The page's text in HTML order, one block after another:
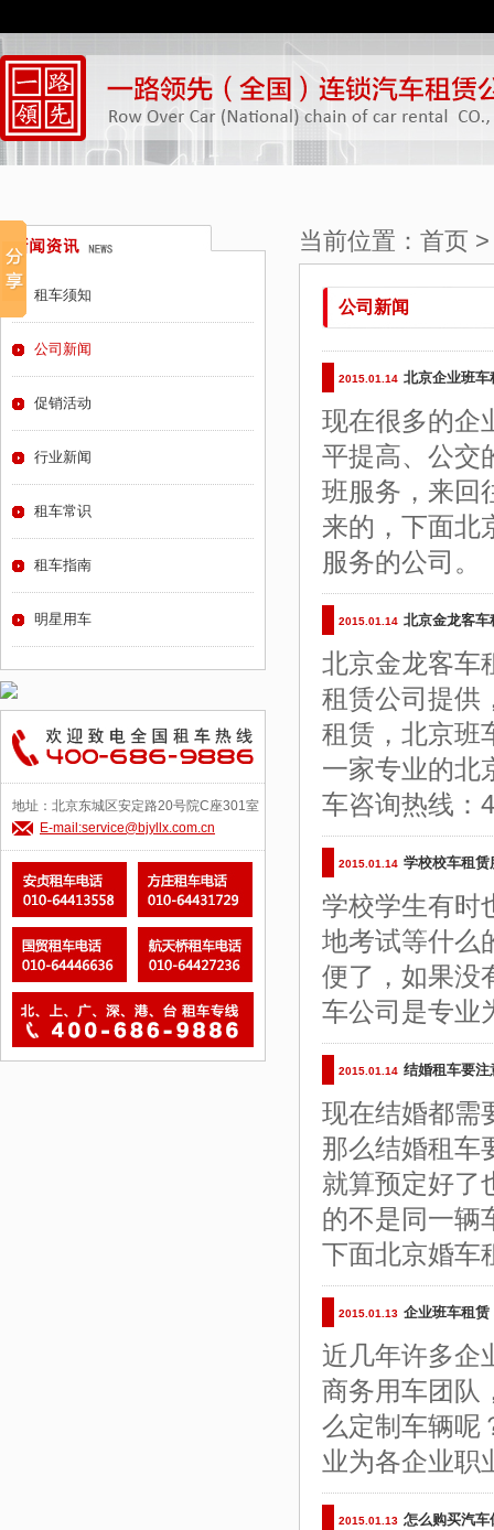
当前位置： 首页
公司新闻
2015.01.14 北京企业班
现在很多的企
平提高、公交
班服务，来回
来的，下面北
服务的公司。
2015.01.14 北京金龙客车
北京金龙客车
租赁公司提供
租赁，北京班
一家专业的北
车咨询热线：
2015.01.14 学校校车租
学校学生有时
地考试等什么
便了，如果没
车公司是专业
2015.01.14 结婚租车要
现在结婚都需
那么结婚租车
就算预定好了
的不是同一辆
下面北京婚车
2015.01.13 企业班车租
近几年许多企
商务用车团队
么定制车辆呢
业为各企业职
2015.01.13 怎么购买汽
租车须知
公司新闻
促销活动
行业新闻
租车常识
租车指南
明星用车
地址：北京东城区安定路20号院C座301室
E-mail:service@bjyllx.com.cn